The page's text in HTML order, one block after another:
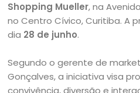
Shopping Mueller, na
no Centro Cívico, Curitiba. A
dia 28 de junho.
Segundo o gerente de
Gonçalves, a iniciativa visa
convivência, diversão e